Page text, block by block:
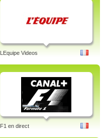
LEquipe Videos
F1 en direct